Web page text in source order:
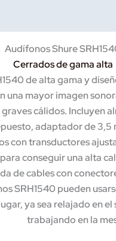
Audífonos Shure
Cerrados de gama alta
de alta gama y
una mayor imagen
cálidos. Incluyen
adaptador de 3,5
con transductores
conseguir una alta
de cables con
SRH1540 pueden
ya sea relajado en el
trabajando en la